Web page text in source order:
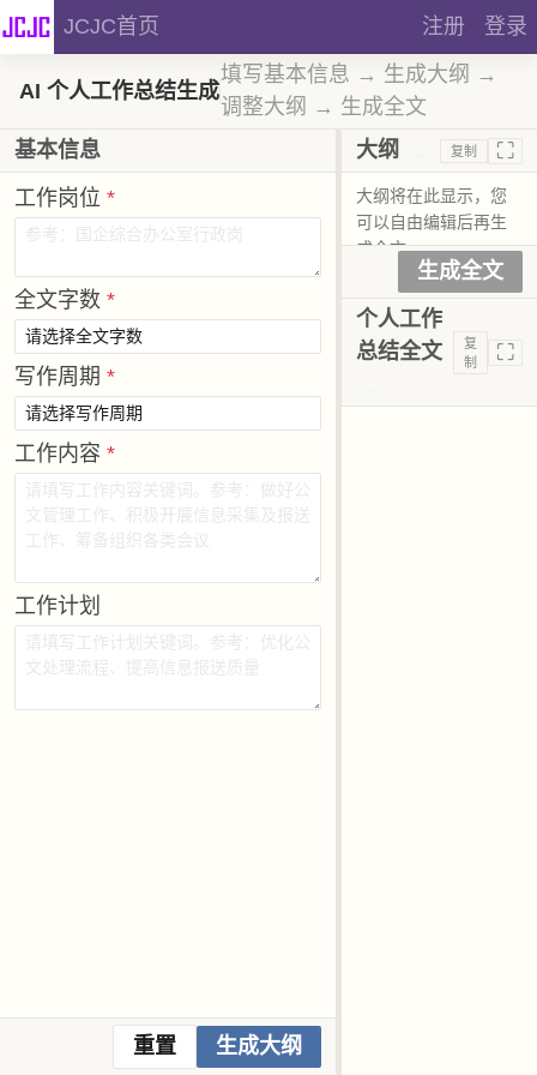
JCJC首页 注册 登录
AI 个人工作总结生成
填写基本信息 → 生成大纲 →
调整大纲 → 生成全文
基本信息
工作岗位 *
全文字数 *
写作周期 *
工作内容 *
工作计划
重置 生成大纲
大纲 复制 ⛶
生成全文
个人工作
总结全文
复
制
⛶